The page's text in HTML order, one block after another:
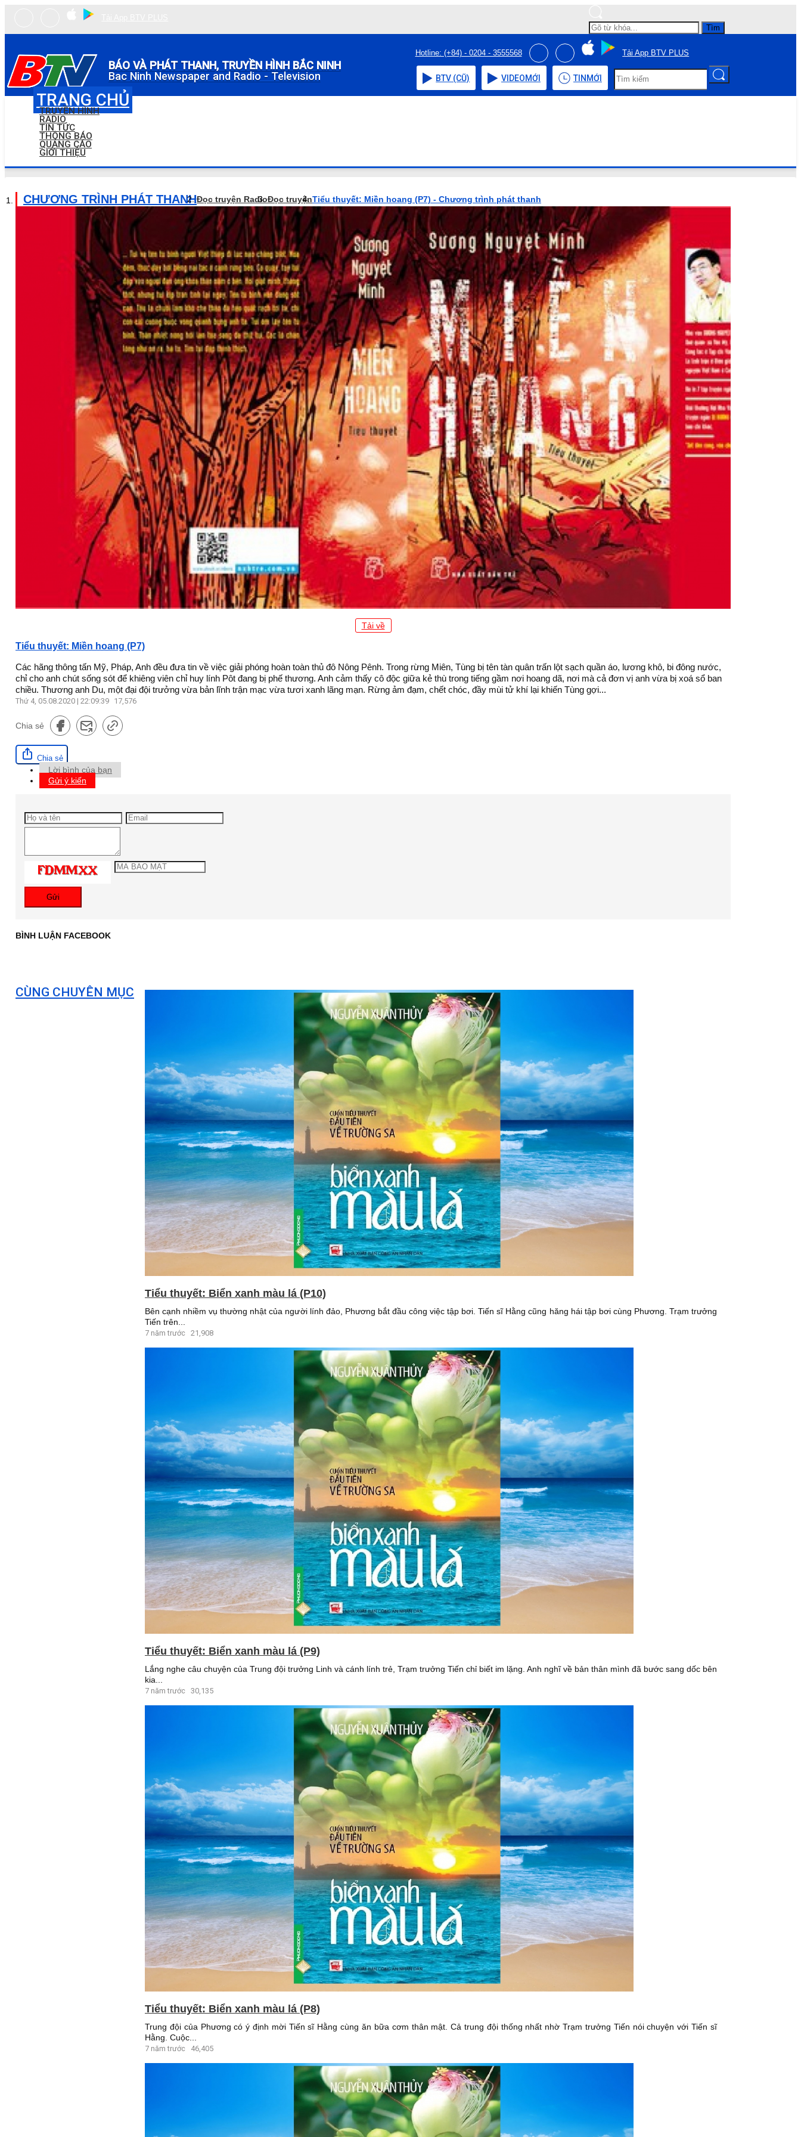
Tìm
BÁO VÀ PHÁT THANH, TRUYỀN HÌNH BẮC NINH
Bac Ninh Newspaper and Radio - Television
Hotline: (+84) - 0204 - 3555568 Tải App BTV PLUS
BTV (CŨ) VIDEOMỚI TIN MỚI
TRANG CHỦ
TRUYỀN HÌNH
RADIO
TIN TỨC
THÔNG BÁO
QUẢNG CÁO
GIỚI THIỆU
CHƯƠNG TRÌNH PHÁT THANHĐọc truyện RadioĐọc truyệnTiểu thuyết: Miền hoang (P7) - Chương trình phát thanh
Tải về
Tiểu thuyết: Miền hoang (P7)
Các hãng thông tấn Mỹ, Pháp, Anh đều đưa tin về việc giải phóng hoàn toàn thủ đô Nông Pênh. Trong rừng Miên, Tùng bị tên tàn quân trấn lột sạch quần áo, lương khô, bi đông nước,
chỉ cho anh chút sống sót để khiêng viên chỉ huy lính Pôt đang bị phế thương. Anh cảm thấy cô độc giữa kẻ thù trong tiếng gầm nơi hoang dã, nơi mà cả đơn vị anh vừa bị xoá sổ ban
chiều. Thương anh Du, một đại đội trưởng vừa bản lĩnh trận mạc vừa tươi xanh lãng mạn. Rừng ảm đạm, chết chóc, đầy mùi tử khí lại khiến Tùng gợi...
Thứ 4, 05.08.2020 | 22:09:39 17,576
Chia sẻ
Chia sẻ
Lời bình của bạn
Gửi ý kiến
Gửi
BÌNH LUẬN FACEBOOK
CÙNG CHUYÊN MỤC
Tiểu thuyết: Biển xanh màu lá (P10)
Bên cạnh nhiềm vụ thường nhật của người lính đảo, Phương bắt đầu công việc tập bơi. Tiến sĩ Hằng cũng hăng hái tập bơi cùng Phương. Trạm trưởng
Tiến trên...
7 năm trước 21,908
Tiểu thuyết: Biển xanh màu lá (P9)
Lắng nghe câu chuyện của Trung đội trưởng Linh và cánh lính trẻ, Trạm trưởng Tiến chỉ biết im lặng. Anh nghĩ về bản thân mình đã bước sang dốc bên
kia...
7 năm trước 30,135
Tiểu thuyết: Biển xanh màu lá (P8)
Trung đội của Phương có ý định mời Tiến sĩ Hằng cùng ăn bữa cơm thân mật. Cả trung đội thống nhất nhờ Trạm trưởng Tiến nói chuyện với Tiến sĩ
Hằng. Cuộc...
7 năm trước 46,405